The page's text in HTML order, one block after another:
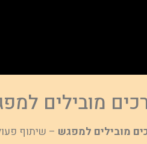
מובילים
מובילים למפגש – שיתוף